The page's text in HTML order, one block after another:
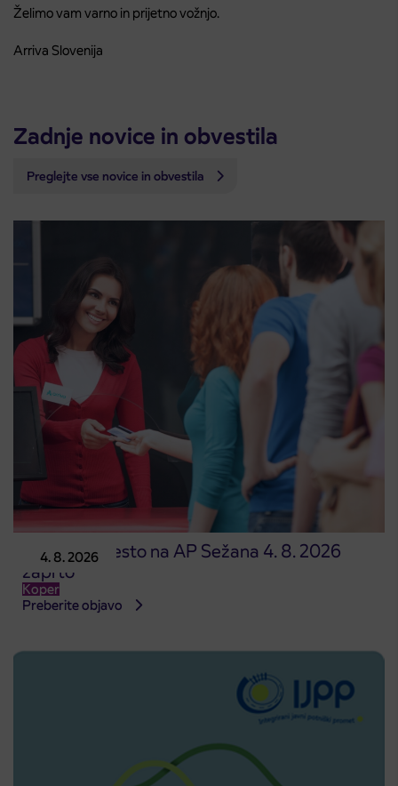
Želimo vam varno in prijetno vožnjo.
Arriva Slovenija
Zadnje novice in obvestila
Preglejte vse novice in obvestila
4. 8. 2026
Prodajno mesto na AP Sežana 4. 8. 2026
zaprto
Koper
Preberite objavo